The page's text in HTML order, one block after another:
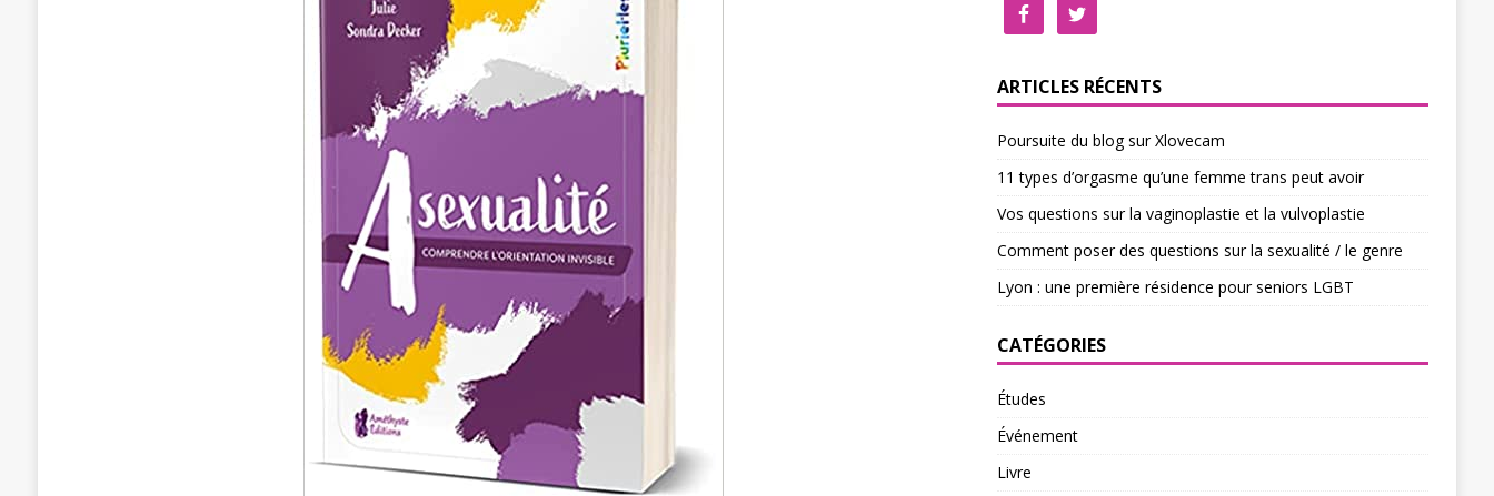
ARTICLES RÉCENTS
Poursuite du blog sur Xlovecam
11 types d’orgasme qu’une femme trans peut avoir
Vos questions sur la vaginoplastie et la vulvoplastie
Comment poser des questions sur la sexualité / le genre
Lyon : une première résidence pour seniors LGBT
CATÉGORIES
Études
Événement
Livre